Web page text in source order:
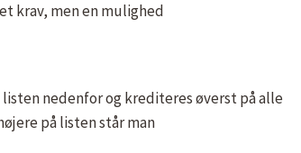
krav, men en mulighed
nedenfor og krediteres øverst på alle
på listen står man